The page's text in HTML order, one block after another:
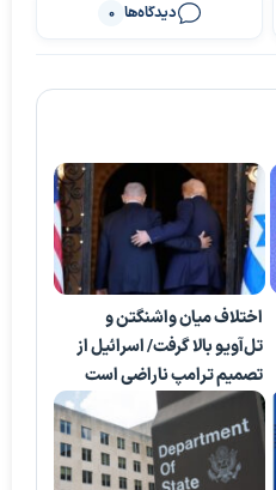
دیدگاه‌ها 0
اختلاف میان واشنگتن و
تل‌آویو بالا گرفت/ اسرائیل از
تصمیم ترامپ ناراضی است